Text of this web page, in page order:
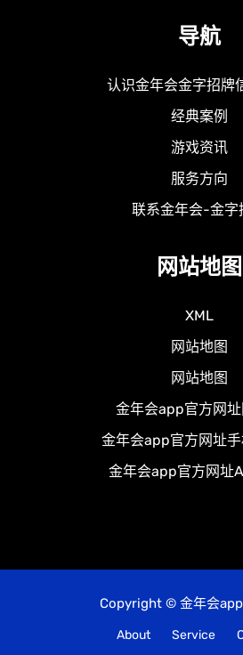
导航
认识金年会金字招牌
经典案例
游戏资讯
服务方向
联系金年会-金字
网站地图
XML
网站地图
网站地图
金年会app官方网
金年会app官方网址
金年会app官方网址
Copyright © 金年会
About Service